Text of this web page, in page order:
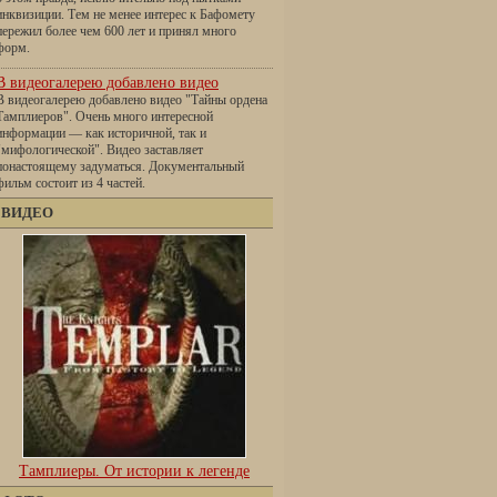
Тем не менее интерес к Бафомету
более чем 600 лет и принял много
видеогалерею добавлено видео
видеогалерею добавлено видео "Тайны ордена
Очень много интересной
— как историчной, так и
Видео заставляет
задуматься. Документальный
состоит из 4 частей.
ВИДЕО
Тамплиеры. От истории к легенде